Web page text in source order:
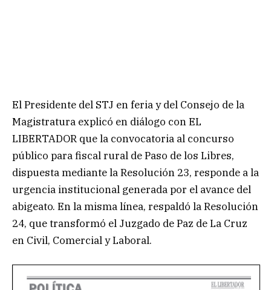
El Presidente del STJ en feria y del Consejo de la
Magistratura explicó en diálogo con EL
LIBERTADOR que la convocatoria al concurso
público para fiscal rural de Paso de los Libres,
dispuesta mediante la Resolución 23, responde a la
urgencia institucional generada por el avance del
abigeato. En la misma línea, respaldó la Resolución
24, que transformó el Juzgado de Paz de La Cruz
en Civil, Comercial y Laboral.